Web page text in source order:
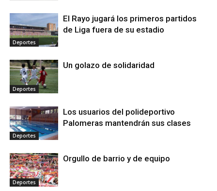
Deportes
El Rayo jugará los primeros partidos
de Liga fuera de su estadio
Deportes
Un golazo de solidaridad
Deportes
Los usuarios del polideportivo
Palomeras mantendrán sus clases
Deportes
Orgullo de barrio y de equipo